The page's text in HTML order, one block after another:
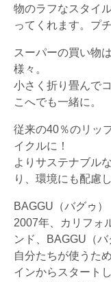
物のラフなスタイ
ってくれます。プ
スーパーの買い物
様々。
小さく折り畳んで
こへでも一緒に。
従来の40％のリッ
イクルに！
よりサステナブル
り、環境にも配慮
BAGGU（バグゥ）
2007年、カリフォ
ンド、BAGGU（バ
自分たちが使うた
インからスタート